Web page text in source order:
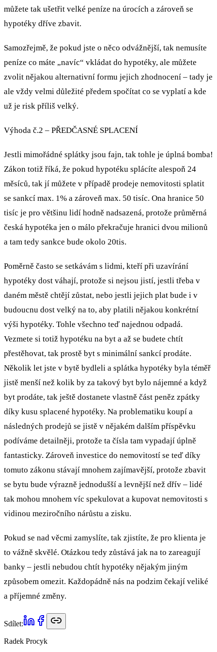
můžete tak ušetřit velké peníze na úrocích a zároveň se
hypotéky dříve zbavit.
Samozřejmě, že pokud jste o něco odvážnější, tak nemusíte
peníze co máte „navíc“ vkládat do hypotéky, ale můžete
zvolit nějakou alternativní formu jejich zhodnocení – tady je
ale vždy velmi důležité předem spočítat co se vyplatí a kde
už je risk příliš velký.
Výhoda č.2 – PŘEDČASNÉ SPLACENÍ
Jestli mimořádné splátky jsou fajn, tak tohle je úplná bomba!
Zákon totiž říká, že pokud hypotéku splácíte alespoň 24
měsíců, tak jí můžete v případě prodeje nemovitosti splatit
se sankcí max. 1% a zároveň max. 50 tisíc. Ona hranice 50
tisíc je pro většinu lidí hodně nadsazená, protože průměrná
česká hypotéka jen o málo překračuje hranici dvou milionů
a tam tedy sankce bude okolo 20tis.
Poměrně často se setkávám s lidmi, kteří při uzavírání
hypotéky dost váhají, protože si nejsou jistí, jestli třeba v
daném městě chtějí zůstat, nebo jestli jejich plat bude i v
budoucnu dost velký na to, aby platili nějakou konkrétní
výši hypotéky. Tohle všechno teď najednou odpadá.
Vezmete si totiž hypotéku na byt a až se budete chtít
přestěhovat, tak prostě byt s minimální sankcí prodáte.
Několik let jste v bytě bydleli a splátka hypotéky byla téměř
jistě menší než kolik by za takový byt bylo nájemné a když
byt prodáte, tak ještě dostanete vlastně část peněz zpátky
díky kusu splacené hypotéky. Na problematiku koupí a
následných prodejů se jistě v nějakém dalším příspěvku
podíváme detailněji, protože ta čísla tam vypadají úplně
fantasticky. Zároveň investice do nemovitostí se teď díky
tomuto zákonu stávají mnohem zajímavější, protože zbavit
se bytu bude výrazně jednodušší a levnější než dřív – lidé
tak mohou mnohem víc spekulovat a kupovat nemovitosti s
vidinou meziročního nárůstu a zisku.
Pokud se nad věcmi zamyslíte, tak zjistíte, že pro klienta je
to vážně skvělé. Otázkou tedy zůstává jak na to zareagují
banky – jestli nebudou chtít hypotéky nějakým jiným
způsobem omezit. Každopádně nás na podzim čekají veliké
a příjemné změny.
Sdílet:
Radek Procyk